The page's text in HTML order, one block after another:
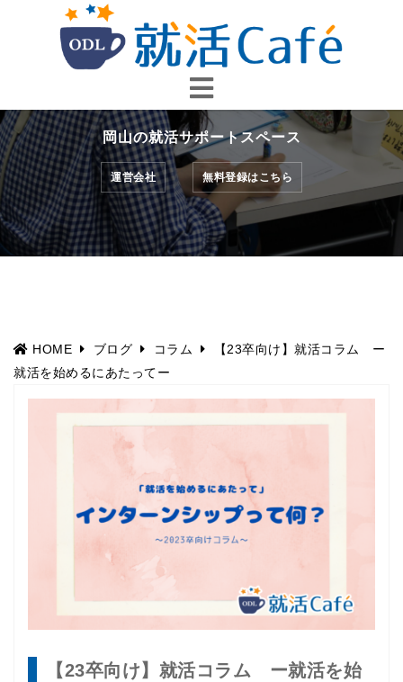
へ
ス
キ
ッ
プ
岡山の就活サポートスペース
運営会社 無料登録はこちら
HOME ブログ コラム
【23卒向け】就活コラム ー
就活を始めるにあたってー
【23卒向け】就活コラム ー就活を始